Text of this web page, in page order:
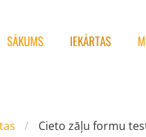
SĀKUMS IEKĀRTAS
Cieto zāļu formu